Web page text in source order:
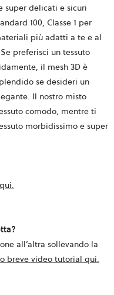
super delicati e sicuri
100, Classe 1 per
più adatti a te e al
preferisci un tessuto
il mesh 3D è
se desideri un
Il nostro misto
comodo, mentre ti
morbidissimo e super
all’altra sollevando la
breve video tutorial qui.